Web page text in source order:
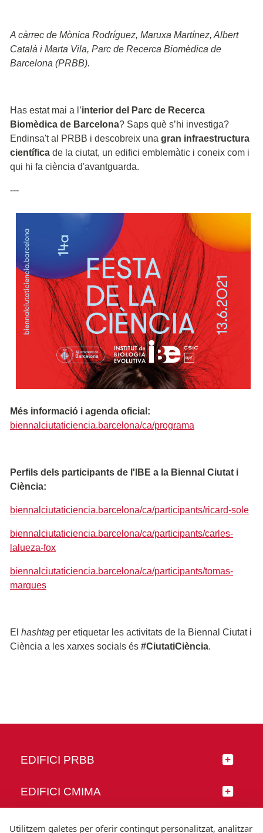
A càrrec de Mònica Rodríguez, Maruxa Martínez, Albert
Català i Marta Vila, Parc de Recerca Biomèdica de
Barcelona (PRBB).
Has estat mai a l’interior del Parc de Recerca
Biomèdica de Barcelona? Saps què s’hi investiga?
Endinsa't al PRBB i descobreix una gran infraestructura
científica de la ciutat, un edifici emblemàtic i coneix com i
qui hi fa ciència d'avantguarda.
---
Més informació i agenda oficial:
biennalciutaticiencia.barcelona/ca/programa
Perfils dels participants de l'IBE a la Biennal Ciutat i
Ciència:
biennalciutaticiencia.barcelona/ca/participants/ricard-sole
biennalciutaticiencia.barcelona/ca/participants/carles-
lalueza-fox
biennalciutaticiencia.barcelona/ca/participants/tomas-
marques
El hashtag per etiquetar les activitats de la Biennal Ciutat i
Ciència a les xarxes socials és #CiutatiCiència.
EDIFICI PRBB
EDIFICI CMIMA
SEGUEIX-NOS
Utilitzem galetes per oferir contingut personalitzat, analitzar